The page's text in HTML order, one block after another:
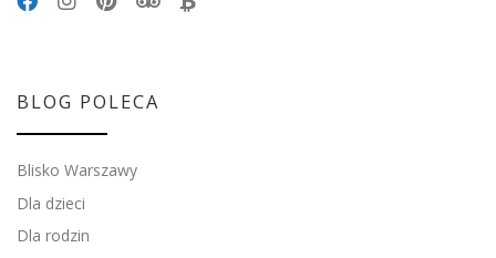
BLOG POLECA
Blisko Warszawy
Dla dzieci
Dla rodzin